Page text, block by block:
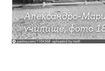
Александро-
училище, фото